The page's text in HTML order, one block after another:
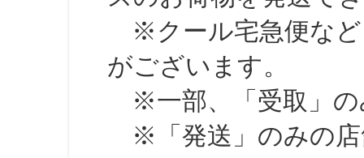
※クール宅急便など
がございます。
※一部、「受取」の
※「発送」のみの店